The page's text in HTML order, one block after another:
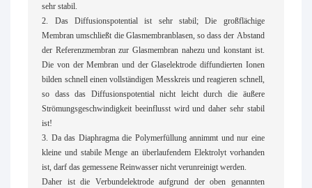
sehr stabil.
2. Das Diffusionspotential ist sehr stabil; Die großflächige
Membran umschließt die Glasmembranblasen, so dass der Abstand
der Referenzmembran zur Glasmembran nahezu und konstant ist.
Die von der Membran und der Glaselektrode diffundierten Ionen
bilden schnell einen vollständigen Messkreis und reagieren schnell,
so dass das Diffusionspotential nicht leicht durch die äußere
Strömungsgeschwindigkeit beeinflusst wird und daher sehr stabil
ist!
3. Da das Diaphragma die Polymerfüllung annimmt und nur eine
kleine und stabile Menge an überlaufendem Elektrolyt vorhanden
ist, darf das gemessene Reinwasser nicht verunreinigt werden.
Daher ist die Verbundelektrode aufgrund der oben genannten